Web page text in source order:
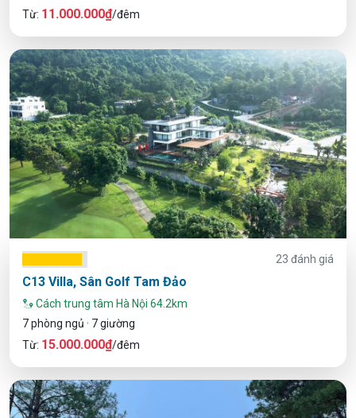
Từ: 11.000.000₫/đêm
23 đánh giá
C13 Villa, Sân Golf Tam Đảo
Cách trung tâm Hà Nội 64.2km
7 phòng ngủ · 7 giường
Từ: 15.000.000₫/đêm